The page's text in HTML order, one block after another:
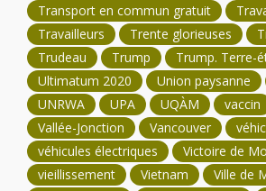
Transport en commun gratuit
Travailleurs
Trente glorieuses
Trudeau
Trump Trump. Terre-
Ultimatum 2020
Union paysanne
UNRWA
UPA UQÀM vaccin
Vallée-Jonction
Vancouver
véhicules électriques
Victoire de
vieillissement
Vietnam
Ville de